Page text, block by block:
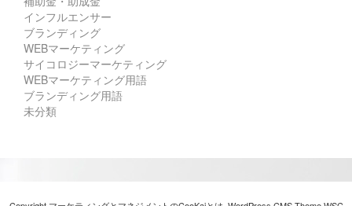
インフルエンサー
ブランディング
WEBマーケティング
サイコロジーマーケティング
WEBマーケティング用語
ブランディング用語
未分類